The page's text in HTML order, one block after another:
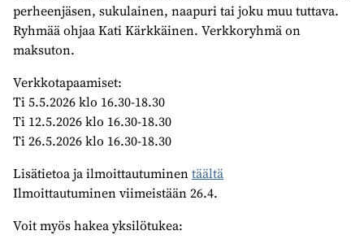
perheenjäsen, sukulainen, naapuri tai joku muu tuttava.
Ryhmää ohjaa Kati Kärkkäinen. Verkkoryhmä on
maksuton.
Verkkotapaamiset:
Ti 5.5.2026 klo 16.30-18.30
Ti 12.5.2026 klo 16.30-18.30
Ti 26.5.2026 klo 16.30-18.30
Lisätietoa ja ilmoittautuminentäältä
Ilmoittautuminen viimeistään 26.4.
Voit myös hakea yksilötukea: